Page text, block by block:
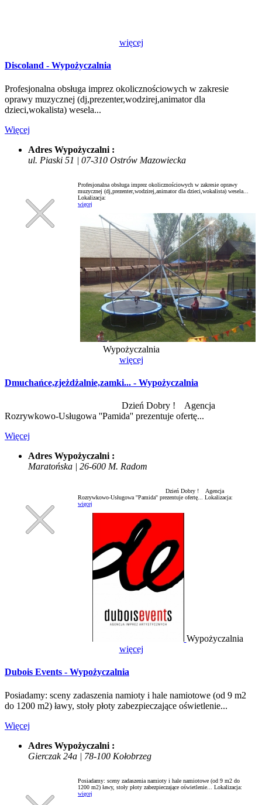
więcej
Discoland - Wypożyczalnia
Profesjonalna obsługa imprez okolicznościowych w zakresie
oprawy muzycznej (dj,prezenter,wodzirej,animator dla
dzieci,wokalista) wesela...
Więcej
Adres Wypożyczalni :
ul. Piaski 51 | 07-310 Ostrów Mazowiecka
Profesjonalna obsługa imprez okolicznościowych w zakresie oprawy
muzycznej (dj,prezenter,wodzirej,animator dla dzieci,wokalista) wesela...
Lokalizacja:
więcej
Wypożyczalnia
więcej
Dmuchańce,zjeżdżalnie,zamki... - Wypożyczalnia
Dzień Dobry ! Agencja
Rozrywkowo-Usługowa ''Pamida'' prezentuje ofertę...
Więcej
Adres Wypożyczalni :
Maratońska | 26-600 M. Radom
Dzień Dobry ! Agencja
Rozrywkowo-Usługowa ''Pamida'' prezentuje ofertę... Lokalizacja:
więcej
Wypożyczalnia
więcej
Dubois Events - Wypożyczalnia
Posiadamy: sceny zadaszenia namioty i hale namiotowe (od 9 m2
do 1200 m2) ławy, stoły płoty zabezpieczające oświetlenie...
Więcej
Adres Wypożyczalni :
Gierczak 24a | 78-100 Kołobrzeg
Posiadamy: sceny zadaszenia namioty i hale namiotowe (od 9 m2 do
1200 m2) ławy, stoły płoty zabezpieczające oświetlenie... Lokalizacja:
więcej